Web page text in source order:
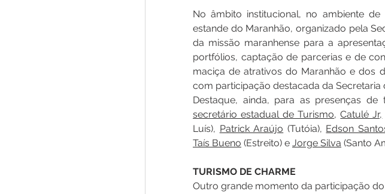
No âmbito institucional, no ambiente
estande do Maranhão, organizado pela
da missão maranhense para a
portfólios, captação de parcerias e de
maciça de atrativos do Maranhão e dos
com participação destacada da Secretaria
secretário estadual de Turismo, Catulé Jr,
Luís), Patrick Araújo (Tutóia), Edson
Taís Bueno (Estreito) e Jorge Silva (Santo
TURISMO DE CHARME
Outro grande momento da participação